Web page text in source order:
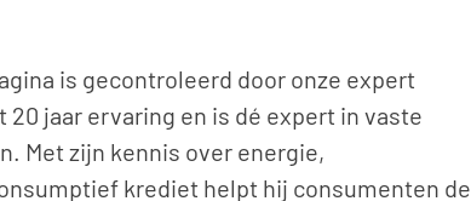
is gecontroleerd door onze expert
20 jaar ervaring en is dé expert in vaste
Met zijn kennis over energie,
krediet helpt hij consumenten de